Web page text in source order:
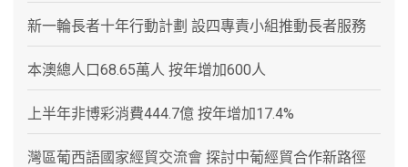
新一輪長者十年行動計劃 設四專責小組推動長者服務
本澳總人口68.65萬人 按年增加600人
上半年非博彩消費444.7億 按年增加17.4%
灣區葡西語國家經貿交流會 探討中葡經貿合作新路徑